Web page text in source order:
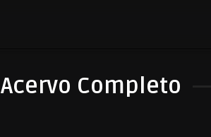
Acervo Completo